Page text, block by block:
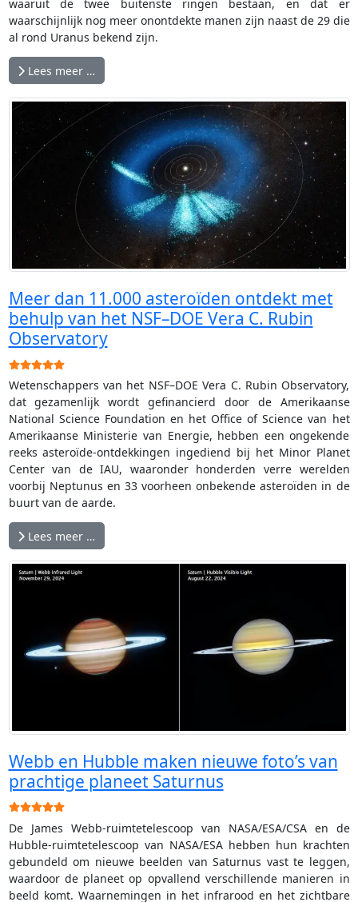
waaruit de twee buitenste ringen bestaan, en dat er
waarschijnlijk nog meer onontdekte manen zijn naast de 29 die
al rond Uranus bekend zijn.
Lees meer …
Meer dan 11.000 asteroïden ontdekt met
behulp van het NSF–DOE Vera C. Rubin
Observatory
Gebruikerswaardering:
Wetenschappers van het NSF–DOE Vera C. Rubin Observatory,
dat gezamenlijk wordt gefinancierd door de Amerikaanse
National Science Foundation en het Office of Science van het
Amerikaanse Ministerie van Energie, hebben een ongekende
reeks asteroïde-ontdekkingen ingediend bij het Minor Planet
Center van de IAU, waaronder honderden verre werelden
voorbij Neptunus en 33 voorheen onbekende asteroïden in de
buurt van de aarde.
Lees meer …
Webb en Hubble maken nieuwe foto’s van
prachtige planeet Saturnus
Gebruikerswaardering:
De James Webb-ruimtetelescoop van NASA/ESA/CSA en de
Hubble-ruimtetelescoop van NASA/ESA hebben hun krachten
gebundeld om nieuwe beelden van Saturnus vast te leggen,
waardoor de planeet op opvallend verschillende manieren in
beeld komt. Waarnemingen in het infrarood en het zichtbare